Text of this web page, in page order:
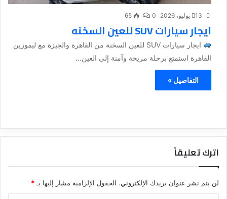
13 يوليو، 2026 0
65
ايجار سيارات SUV للعين السخنه
ايجار سيارات SUV للعين السخنة من القاهرة والجيزة مع ليموزين
القاهرة استمتع برحلة مريحة وآمنة إلى العين...
التفاصيل »
اترك تعليقاً
لن يتم نشر عنوان بريدك الإلكتروني. الحقول الإلزامية مشار إليها بـ *